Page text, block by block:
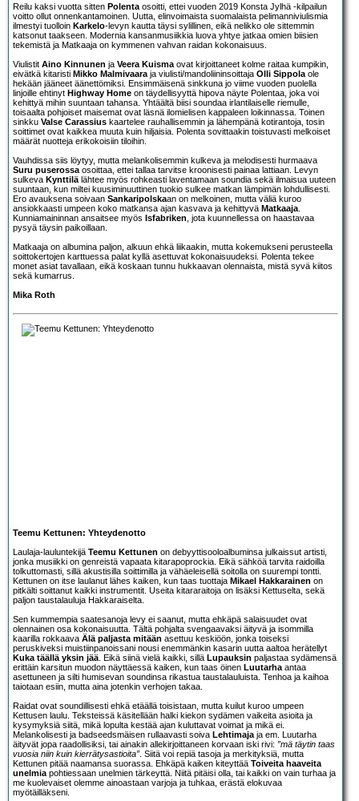
Reilu kaksi vuotta sitten Polenta osoitti, ettei vuoden 2019 Konsta Jylhä -kilpailun
voitto ollut onnenkantamoinen. Uutta, elinvoimaista suomalaista pelimanniviulismia
ilmestyi tuolloin Karkelo-levyn kautta täysi sylillinen, eikä nelikko ole sittemmin
katsonut taakseen. Modernia kansanmusiikkia luova yhtye jatkaa omien biisien
tekemistä ja Matkaaja on kymmenen vahvan raidan kokonaisuus.
Viulistit Aino Kinnunen ja Veera Kuisma ovat kirjoittaneet kolme raitaa kumpikin,
eivätkä kitaristi Mikko Malmivaara ja viulisti/mandoliininsoittaja Olli Sippola ole
hekään jääneet äänettömiksi. Ensimmäisenä sinkkuna jo viime vuoden puolella
linjoille ehtinyt Highway Home on täydellisyyttä hipova näyte Polentaa, joka voi
kehittyä mihin suuntaan tahansa. Yhtäältä biisi soundaa irlantilaiselle riemulle,
toisaalta pohjoiset maisemat ovat läsnä ilomielisen kappaleen loikinnassa. Toinen
sinkku Valse Carassius kaartelee rauhallisemmin ja lähempänä kotirantoja, tosin
soittimet ovat kaikkea muuta kuin hiljaisia. Polenta sovittaakin toistuvasti melkoiset
määrät nuotteja erikokoisiin tiloihin.
Vauhdissa siis löytyy, mutta melankolisemmin kulkeva ja melodisesti hurmaava
Suru puserossa osoittaa, ettei tallaa tarvitse kroonisesti painaa lattiaan. Levyn
sulkeva Kynttilä lähtee myös rohkeasti laventamaan soundia sekä ilmaisua uuteen
suuntaan, kun miltei kuusiminuuttinen tuokio sulkee matkan lämpimän lohdullisesti.
Ero avauksena soivaan Sankaripolskaan on melkoinen, mutta väliä kuroo
ansiokkaasti umpeen koko matkansa ajan kasvava ja kehittyvä Matkaaja
Kunniamaininnan ansaitsee myös Isfabriken , jota kuunnellessa on haastavaa
pysyä täysin paikoillaan.
Matkaaja on albumina paljon, alkuun ehkä liikaakin, mutta kokemukseni perusteella
soittokertojen karttuessa palat kyllä asettuvat kokonaisuudeksi. Polenta tekee
monet asiat tavallaan, eikä koskaan tunnu hukkaavan olennaista, mistä syvä kiitos
sekä kumarrus.
Mika Roth
Teemu Kettunen: Yhteydenotto
Laulaja-lauluntekijä Teemu Kettunen on debyyttisooloalbuminsa julkaissut artisti,
jonka musiikki on genreistä vapaata kitarapoprockia. Eikä sähköä tarvita raidoilla
tolkuttomasti, sillä akustisilla soittimilla ja vähäeleisellä soitolla on suurempi tontti.
Kettunen on itse laulanut lähes kaiken, kun taas tuottaja Mikael Hakkarainen on
pitkälti soittanut kaikki instrumentit. Useita kitararaitoja on lisäksi Kettuselta, sekä
paljon taustalauluja Hakkaraiselta.
Sen kummempia saatesanoja levy ei saanut, mutta ehkäpä salaisuudet ovat
olennainen osa kokonaisuutta. Tältä pohjalta svengaavaksi äityvä ja isommilla
kaarilla rokkaava Älä paljasta mitään asettuu keskiöön, jonka toiseksi
peruskiveksi muistiinpanoissani nousi enemmänkin kasarin uutta aaltoa herätellyt
Kuka täällä yksin jää . Eikä siinä vielä kaikki, sillä Lupauksin paljastaa sydämensä
erittäin karsitun muodon näyttäessä kaiken, kun taas öinen Luutarha antaa
asettuneen ja silti humisevan soundinsa rikastua taustalauluista. Tenhoa ja kaihoa
taiotaan esiin, mutta aina jotenkin verhojen takaa.
Raidat ovat soundillisesti ehkä etäällä toisistaan, mutta kuilut kuroo umpeen
Kettusen laulu. Teksteissä käsitellään halki kiekon sydämen vaikeita asioita ja
kysymyksiä siitä, mikä lopulta kestää ajan kuluttavat voimat ja mikä ei.
Melankolisesti ja badseedsmäisen rullaavasti soiva Lehtimaja ja em. Luutarha
äityvät jopa raadollisiksi, tai ainakin allekirjoittaneen korvaan iski rivi: ”mä täytin taas
vuosia niin kuin kierrätysastioita” . Siitä voi repiä tasoja ja merkityksiä, mutta
Kettunen pitää naamansa suorassa. Ehkäpä kaiken kiteyttää Toiveita haaveita
unelmia pohtiessaan unelmien tärkeyttä. Niitä pitäisi olla, tai kaikki on vain turhaa ja
me kuolevaiset olemme ainoastaan varjoja ja tuhkaa, erästä elokuvaa
myötäilläkseni.